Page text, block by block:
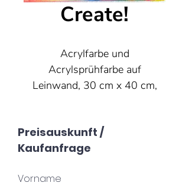
Create!
Acrylfarbe und
Acrylsprühfarbe auf
Leinwand, 30 cm x 40 cm,
Preisauskunft /
Kaufanfrage
Vorname